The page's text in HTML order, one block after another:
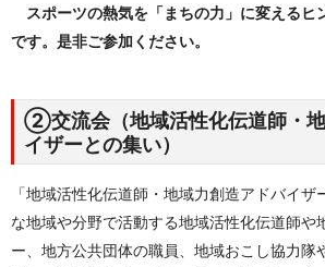
スポーツの熱気を「まちの力」に変えるヒ
です。是非ご参加ください。
②交流会（地域活性化伝道師・
イザーとの集い）
「地域活性化伝道師・地域力創造アドバイザ
な地域や分野で活動する地域活性化伝道師や
ー、地方公共団体の職員、地域おこし協力隊